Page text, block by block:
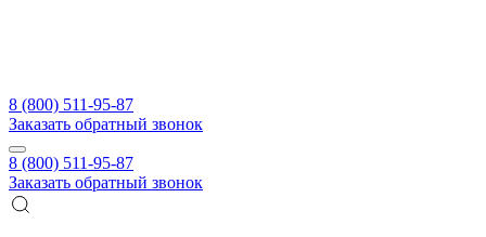
8 (800) 511-95-87
Заказать обратный звонок
8 (800) 511-95-87
Заказать обратный звонок